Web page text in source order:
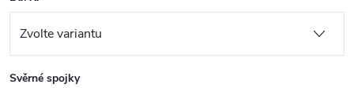
Svěrné spojky